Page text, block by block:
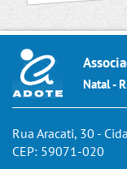
Natal -
Rua Aracati, 30 -
CEP: 59071-020